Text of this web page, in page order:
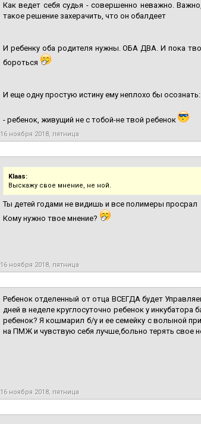
Как ведет себя судья - совершенно неважно.
такое решение захерачить, что он обалдеет
И ребенку оба родителя нужны. ОБА ДВА. И пока
бороться
И еще одну простую истину ему неплохо бы осознать:
- ребенок, живущий не с тобой-не твой ребенок
16 ноября 2018, пятница
Klaas:
Выскажу свое мнение, не ной.
Ты детей годами не видишь и все полимеры просрал
Кому нужно твое мнение?
16 ноября 2018, пятница
Ребенок отделенный от отца ВСЕГДА будет
дней в неделе круглосуточно ребенок у инкубатора
ребенок? Я кошмарил б/у и ее семейку с волыной
на ПМЖ и чувствую себя лучше,больно терять свое
16 ноября 2018, пятница